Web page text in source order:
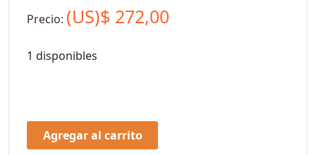
Precio: (US)$ 272,00
1 disponibles
Agregar al carrito